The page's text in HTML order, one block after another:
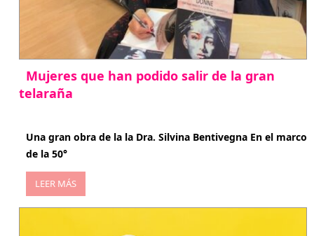
Mujeres que han podido salir de la gran
telaraña
Una gran obra de la la Dra. Silvina Bentivegna En el marco
de la 50°
LEER MÁS